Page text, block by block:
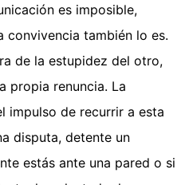
es imposible,
convivencia también lo es.
de la estupidez del otro,
propia renuncia. La
impulso de recurrir a esta
disputa, detente un
estás ante una pared o si